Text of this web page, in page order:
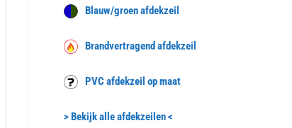
Blauw/groen afdekzeil
Brandvertragend afdekzeil
PVC afdekzeil op maat
> Bekijk alle afdekzeilen <